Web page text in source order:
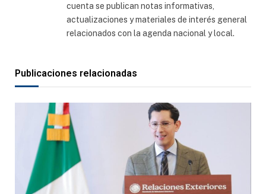
cuenta se publican notas informativas,
actualizaciones y materiales de interés general
relacionados con la agenda nacional y local.
Publicaciones relacionadas